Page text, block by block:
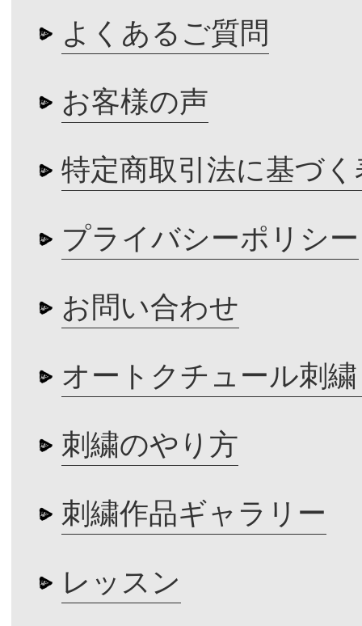
よくあるご質問
お客様の声
特定商取引法に基づく
プライバシーポリシー
お問い合わせ
オートクチュール刺
刺繍のやり方
刺繍作品ギャラリー
レッスン